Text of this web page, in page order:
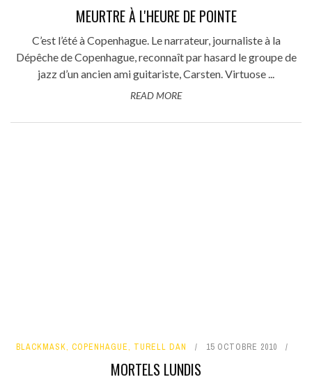
MEURTRE À L'HEURE DE POINTE
C’est l’été à Copenhague. Le narrateur, journaliste à la
Dépêche de Copenhague, reconnaît par hasard le groupe de
jazz d’un ancien ami guitariste, Carsten. Virtuose ...
READ MORE
BLACKMASK, COPENHAGUE, TURELL DAN 15 OCTOBRE 2010
MORTELS LUNDIS